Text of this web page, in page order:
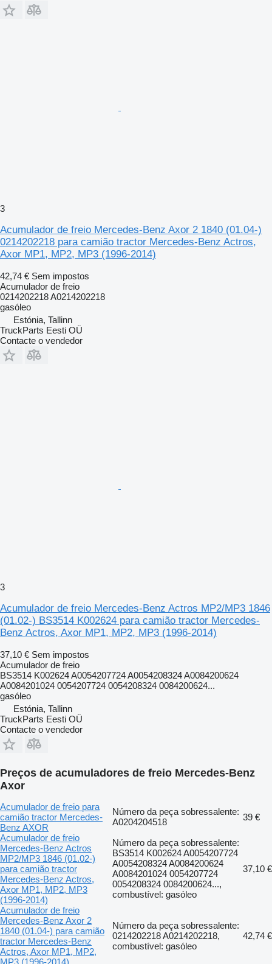
3
Acumulador de freio Mercedes-Benz Axor 2 1840 (01.04-)
0214202218 para camião tractor Mercedes-Benz Actros,
Axor MP1, MP2, MP3 (1996-2014)
42,74 € Sem impostos
Acumulador de freio
0214202218 A0214202218
gasóleo
Estónia, Tallinn
TruckParts Eesti OÜ
Contacte o vendedor
3
Acumulador de freio Mercedes-Benz Actros MP2/MP3 1846
(01.02-) BS3514 K002624 para camião tractor Mercedes-
Benz Actros, Axor MP1, MP2, MP3 (1996-2014)
37,10 € Sem impostos
Acumulador de freio
BS3514 K002624 A0054207724 A0054208324 A0084200624
A0084201024 0054207724 0054208324 0084200624...
gasóleo
Estónia, Tallinn
TruckParts Eesti OÜ
Contacte o vendedor
Preços de acumuladores de freio Mercedes-Benz
Axor
Acumulador de freio para
camião tractor Mercedes-
Benz AXOR
Número da peça sobressalente:
A0204204518
39 €
Acumulador de freio
Mercedes-Benz Actros
MP2/MP3 1846 (01.02-)
para camião tractor
Mercedes-Benz Actros,
Axor MP1, MP2, MP3
(1996-2014)
Número da peça sobressalente:
BS3514 K002624 A0054207724
A0054208324 A0084200624
A0084201024 0054207724
0054208324 0084200624...,
combustível: gasóleo
37,10 €
Acumulador de freio
Mercedes-Benz Axor 2
1840 (01.04-) para camião
tractor Mercedes-Benz
Actros, Axor MP1, MP2,
MP3 (1996-2014)
Número da peça sobressalente:
0214202218 A0214202218,
combustível: gasóleo
42,74 €